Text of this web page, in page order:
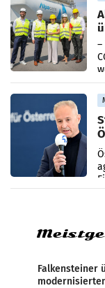
–
Falkensteiner